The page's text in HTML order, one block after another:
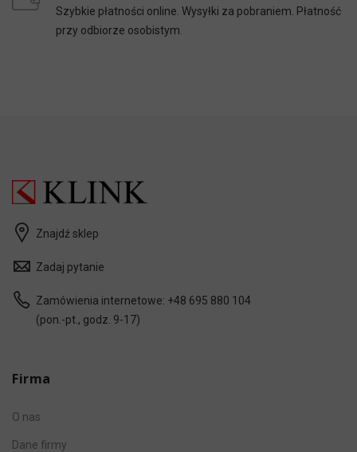
Szybkie płatności online. Wysyłki za pobraniem. Płatność
przy odbiorze osobistym.
Znajdź sklep
Zadaj pytanie
Zamówienia internetowe: +48 695 880 104
(pon.-pt., godz. 9-17)
Firma
O nas
Dane firmy